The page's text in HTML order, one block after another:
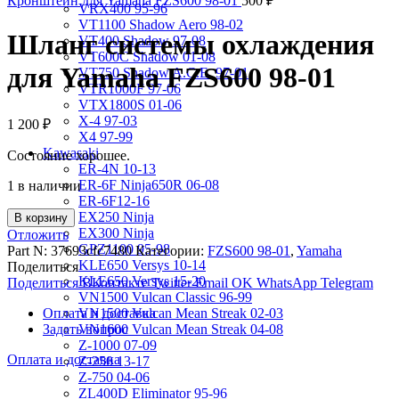
VRX400 95-96
VT1100 Shadow Aero 98-02
VT400 Shadow 97-08
VT600C Shadow 01-08
VT750 Shadow A.C.E. 97-01
VTR1000F 97-06
VTX1800S 01-06
X-4 97-03
X4 97-99
Kawasaki
ER-4N 10-13
ER-6F Ninja650R 06-08
ER-6F12-16
EX250 Ninja
EX300 Ninja
GPZ1100 95-98
KLE650 Versys 10-14
KLE650 Versys 15-20
VN1500 Vulcan Classic 96-99
VN1500 Vulcan Mean Streak 02-03
VN1600 Vulcan Mean Streak 04-08
Z-1000 07-09
Z-250 13-17
Z-750 04-06
ZL400D Eliminator 95-96
Шланг системы охлаждения
для Yamaha FZS600 98-01
1 200 ₽
Состояние хорошее.
1 в наличии
В корзину
Отложить
Part N: 37693cfc7480 Категории: FZS600 98-01 , Yamaha
Поделиться
Поделиться ВКонтакте Twitter Email OK WhatsApp Telegram
Оплата и доставка
Задать вопрос
Оплата и доставка